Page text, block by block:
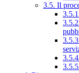
3.5. Il